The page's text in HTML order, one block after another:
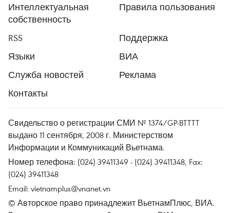
Интеллектуальная
собственность
Правила пользования
RSS
Поддержка
Языки
ВИА
Служба новостей
Реклама
Контакты
Свидельство о регистрации СМИ № 1374/GP-BTTTT
выдано 11 сентября, 2008 г. Министерством
Информации и Коммуникаций Вьетнама.
Номер телефона: (024) 39411349 - (024) 39411348, Fax:
(024) 39411348
Email: vietnamplus@vnanet.vn
© Авторское право принадлежит ВьетнамПлюс, ВИА.